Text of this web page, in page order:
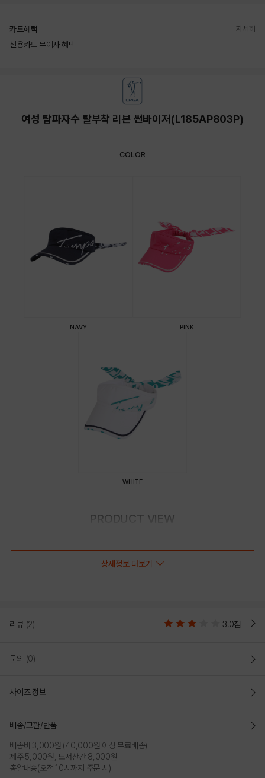
카드혜택
신용카드 무이자 혜택
자세히
여성 탐파자수 탈부착 리본 썬바이저(L185AP803P)
COLOR
NAVY PINK
WHITE
PRODUCT VIEW
상세정보 더보기
리뷰 (2) 3.0점
문의 (0)
사이즈 정보
배송/교환/반품
배송비 3,000원 (40,000원 이상 무료배송)
제주 5,000원, 도서산간 8,000원
총알배송(오전 10시까지 주문 시)